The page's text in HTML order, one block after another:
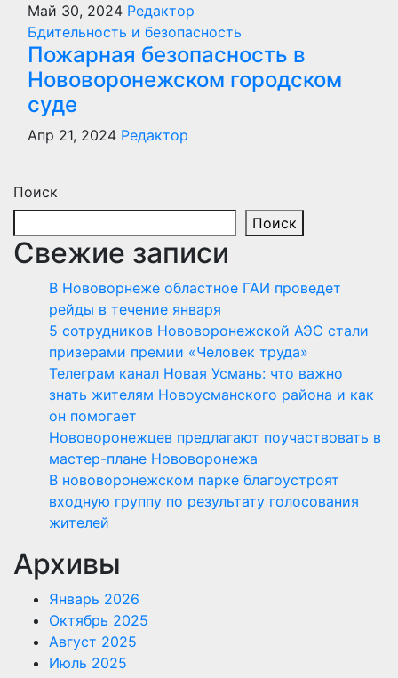
Май 30, 2024 Редактор
Бдительность и безопасность
Пожарная безопасность в
Нововоронежском городском
суде
Апр 21, 2024 Редактор
Поиск
Поиск
Свежие записи
В Нововорнеже областное ГАИ проведет
рейды в течение января
5 сотрудников Нововоронежской АЭС стали
призерами премии «Человек труда»
Телеграм канал Новая Усмань: что важно
знать жителям Новоусманского района и как
он помогает
Нововоронежцев предлагают поучаствовать в
мастер-плане Нововоронежа
В нововоронежском парке благоустроят
входную группу по результату голосования
жителей
Архивы
Январь 2026
Октябрь 2025
Август 2025
Июль 2025